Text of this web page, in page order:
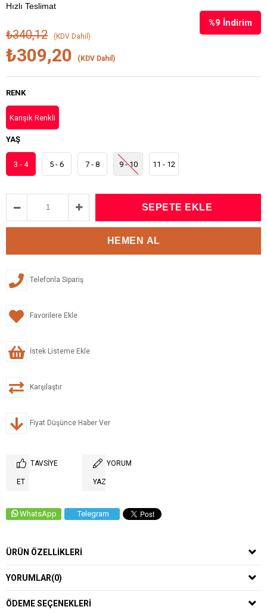
Hızlı Teslimat
%9 İndirim
₺340,12 (KDV Dahil)
₺309,20 (KDV Dahil)
RENK
Karışık Renkli
YAŞ
3 - 4 5 - 6 7 - 8 9 - 10 11 - 12
Telefonla Sipariş
Favorilere Ekle
İstek Listeme Ekle
Karşılaştır
Fiyat Düşünce Haber Ver
TAVSIYE
ET
YORUM
YAZ
WhatsApp Telegram
ÜRÜN ÖZELLIKLERI
YORUMLAR(0)
ÖDEME SEÇENEKLERI